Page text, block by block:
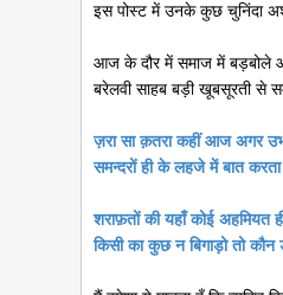
इस पोस्ट में उनके कुछ चुनिंदा
आज के दौर में समाज में बड़बोले
बरेलवी साहब बड़ी खूबसूरती
ज़रा सा क़तरा कहीं आज अगर
समन्दरों ही के लहजे में बात
शराफ़तों की यहाँ कोई अहमियत
किसी का कुछ न बिगाड़ो तो कौन